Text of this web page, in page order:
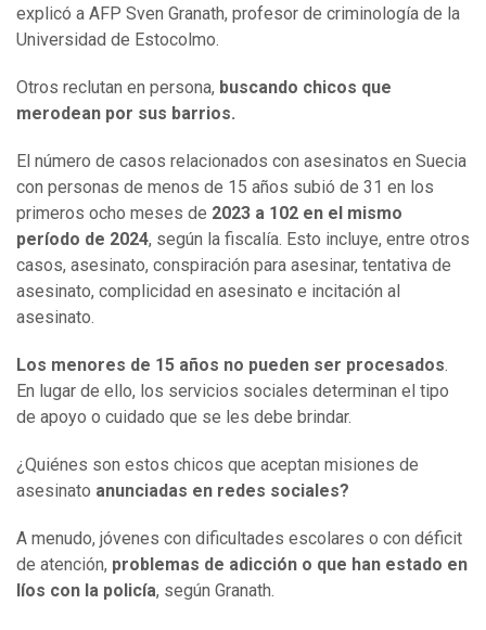
explicó a AFP Sven Granath, profesor de criminología de la
Universidad de Estocolmo.
Otros reclutan en persona, buscando chicos que
merodean por sus barrios.
El número de casos relacionados con asesinatos en Suecia
con personas de menos de 15 años subió de 31 en los
primeros ocho meses de 2023 a 102 en el mismo
período de 2024, según la fiscalía. Esto incluye, entre otros
casos, asesinato, conspiración para asesinar, tentativa de
asesinato, complicidad en asesinato e incitación al
asesinato.
Los menores de 15 años no pueden ser procesados.
En lugar de ello, los servicios sociales determinan el tipo
de apoyo o cuidado que se les debe brindar.
¿Quiénes son estos chicos que aceptan misiones de
asesinato anunciadas en redes sociales?
A menudo, jóvenes con dificultades escolares o con déficit
de atención, problemas de adicción o que han estado en
líos con la policía, según Granath.